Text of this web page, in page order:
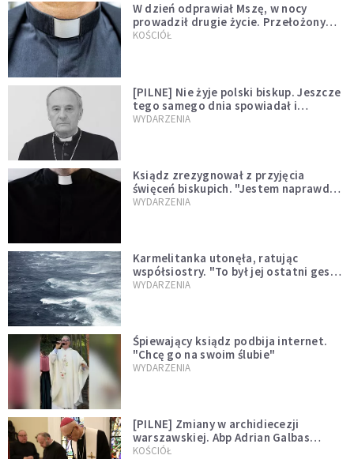
W dzień odprawiał Mszę, w nocy
prowadził drugie życie. Przełożony
kazał mu opuścić zakon
KOŚCIÓŁ
[PILNE] Nie żyje polski biskup. Jeszcze
tego samego dnia spowiadał i
sprawował Mszę świętą
WYDARZENIA
Ksiądz zrezygnował z przyjęcia
święceń biskupich. "Jestem naprawdę
niegodny"
WYDARZENIA
Karmelitanka utonęła, ratując
współsiostry. "To był jej ostatni gest
miłości"
WYDARZENIA
Śpiewający ksiądz podbija internet.
"Chcę go na swoim ślubie"
WYDARZENIA
[PILNE] Zmiany w archidiecezji
warszawskiej. Abp Adrian Galbas
wręczył dekrety nowym proboszczom
KOŚCIÓŁ